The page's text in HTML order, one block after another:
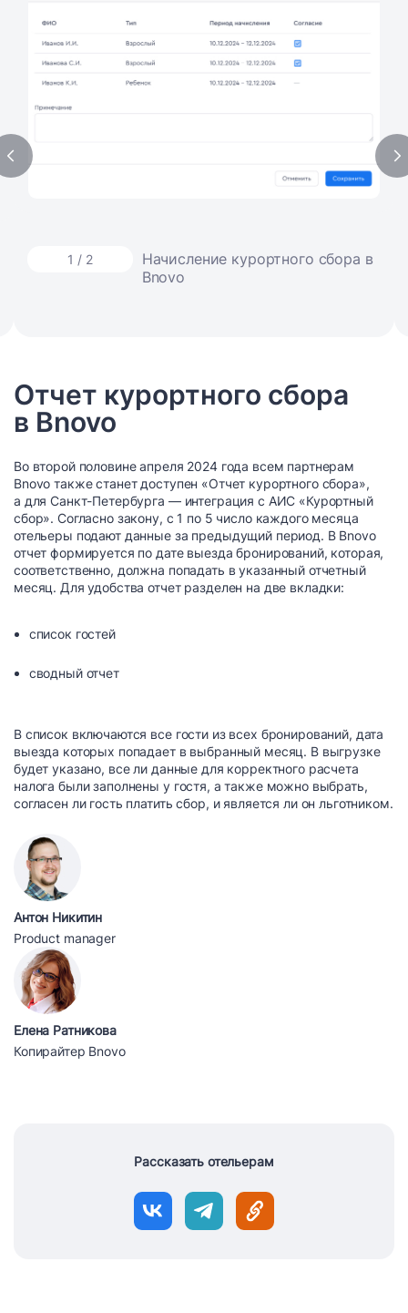
1 / 2
Начисление курортного сбора в
Bnovo
Отчет курортного сбора
в Bnovo
Во второй половине апреля 2024 года всем партнерам
Bnovo также станет доступен «Отчет курортного сбора»,
а для Санкт-Петербурга — интеграция с АИС «Курортный
сбор». Согласно закону, с 1 по 5 число каждого месяца
отельеры подают данные за предыдущий период. В Bnovo
отчет формируется по дате выезда бронирований, которая,
соответственно, должна попадать в указанный отчетный
месяц. Для удобства отчет разделен на две вкладки:
список гостей
сводный отчет
В список включаются все гости из всех бронирований, дата
выезда которых попадает в выбранный месяц. В выгрузке
будет указано, все ли данные для корректного расчета
налога были заполнены у гостя, а также можно выбрать,
согласен ли гость платить сбор, и является ли он льготником.
Антон Никитин
Product manager
Елена Ратникова
Копирайтер Bnovo
Рассказать отельерам